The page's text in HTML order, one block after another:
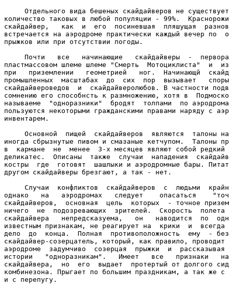
Отдельного вида бешеных скайдайверов не
количество таковых в любой популяции - 99%.
скайдайвер,   как  и  его  посиневшая  пляшущая
встречается на аэродроме практически каждый вечер по
прыжков или при отсутствии погоды.
Почти   все   начинающие   скайдайверы  -
пластмассовом шлеме шлеме "Смерть  Мотоциклиста"  и
при   приземлении   геометрией   ног.  Начинающй
промышленных  масштабах  до  сих  пор  вызывает
скайдайвероведов  и  скайдайверолюбов. В частности
сомнению его способнсть к размножению, хотя в
называеме  "одноразники"  бродят  толпами  по
пользуются некоторыми гражданскими правами наряду с
инвентарем.
Основной  пищей  скайдайверов  являются  талоны
иногда сбрызнутые пивом и смазаные кетчупом.  Талоны
в  кармане  не  менее  3-х месяцев являют собой редкий
деликатес.  Описаны  также  случаи  нападения
костры  где  готовят  шашлыки и аэродромные бары.
другом скайдайверы брезгают, а так - нет.
Случаи  конфликтов  скайдайверов  с  людьми
однако   на   аэродромах   следует    опасаться
скайдайверов,  основная  цель  которых  - точное
ничего  не  подозревающих  зрителей.  Скорость
скайдайвера   непредсказуема,   он   наводится  по
известным признакам, не реагирует на  крики  и  всегда
дело  до  конца.  Полная  противоположность  ему  -
скайдайвер-созерцатель, который, как правило, проводит
аэродроме  задумчиво  созерцая  прыжки  и  рассказывая
истории   "одноразникам".   Имеет   все   признаки
скайдайвера,  но  его  выдает  протертый от долгого
комбинезона. Прыгает по большим праздникам, а так же с
и с перепугу.